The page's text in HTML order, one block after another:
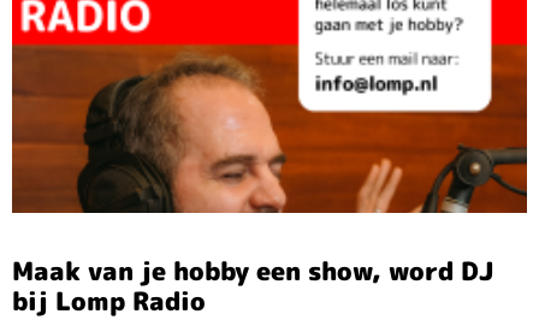
Maak van je hobby een show, word DJ
bij Lomp Radio